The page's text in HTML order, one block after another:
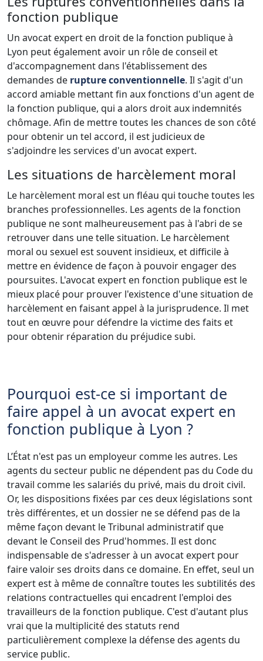
fonction publique
Un avocat expert en droit de la fonction publique à
Lyon peut également avoir un rôle de conseil et
d'accompagnement dans l'établissement des
demandes de rupture conventionnelle. Il s'agit d'un
accord amiable mettant fin aux fonctions d'un agent de
la fonction publique, qui a alors droit aux indemnités
chômage. Afin de mettre toutes les chances de son côté
pour obtenir un tel accord, il est judicieux de
s'adjoindre les services d'un avocat expert.
Les situations de harcèlement moral
Le harcèlement moral est un fléau qui touche toutes les
branches professionnelles. Les agents de la fonction
publique ne sont malheureusement pas à l'abri de se
retrouver dans une telle situation. Le harcèlement
moral ou sexuel est souvent insidieux, et difficile à
mettre en évidence de façon à pouvoir engager des
poursuites. L'avocat expert en fonction publique est le
mieux placé pour prouver l'existence d'une situation de
harcèlement en faisant appel à la jurisprudence. Il met
tout en œuvre pour défendre la victime des faits et
pour obtenir réparation du préjudice subi.
Pourquoi est-ce si important de
faire appel à un avocat expert en
fonction publique à Lyon ?
L’État n'est pas un employeur comme les autres. Les
agents du secteur public ne dépendent pas du Code du
travail comme les salariés du privé, mais du droit civil.
Or, les dispositions fixées par ces deux législations sont
très différentes, et un dossier ne se défend pas de la
même façon devant le Tribunal administratif que
devant le Conseil des Prud'hommes. Il est donc
indispensable de s'adresser à un avocat expert pour
faire valoir ses droits dans ce domaine. En effet, seul un
expert est à même de connaître toutes les subtilités des
relations contractuelles qui encadrent l'emploi des
travailleurs de la fonction publique. C'est d'autant plus
vrai que la multiplicité des statuts rend
particulièrement complexe la défense des agents du
service public.